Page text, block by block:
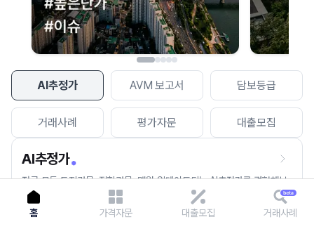
AI추정가 AVM 보고서 담보등급
거래사례 평가자문 대출모집
AI추정가
전국 모든 토지건물, 집합건물, 매월 업데이트되는 AI추정가를 경험해보
세요.
홈 가격자문 대출모집 거래사례